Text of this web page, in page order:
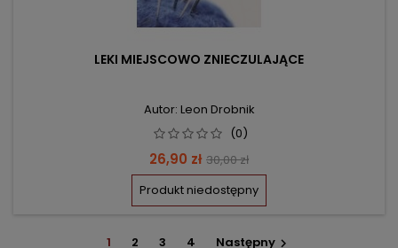
LEKI MIEJSCOWO ZNIECZULAJĄCE
Autor: Leon Drobnik
(0)
Cena
26,90 zł Cena
podstawowa
30,00 zł
Produkt niedostępny
1 2 3 4 Następny 